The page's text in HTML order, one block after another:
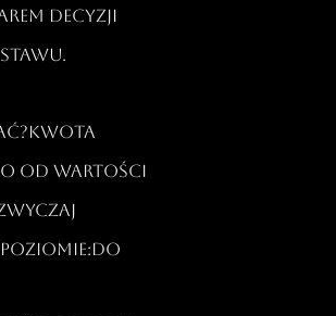
decyzji
od wartości